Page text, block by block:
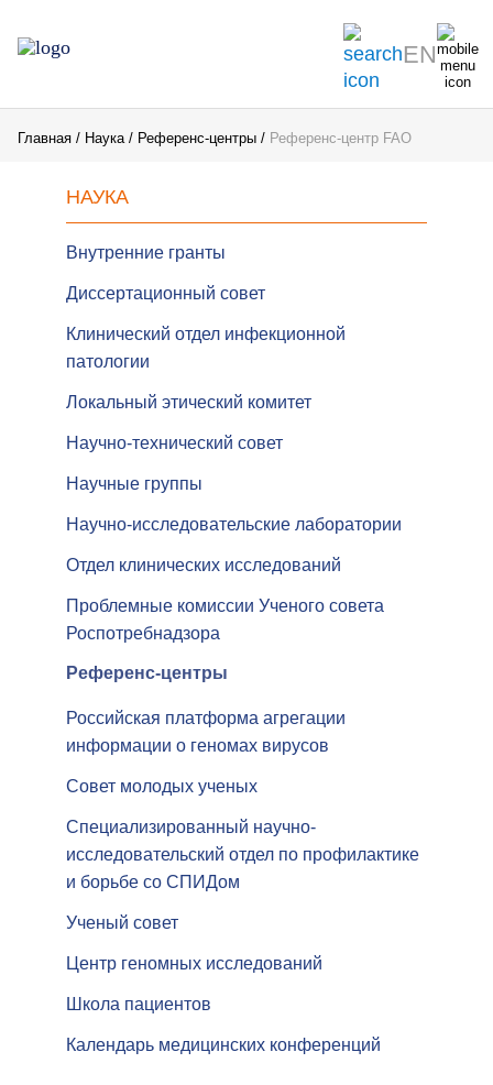
EN
Главная Наука Референс-центры Референс-центр FAO
НАУКА
Внутренние гранты
Диссертационный совет
Клинический отдел инфекционной
патологии
Локальный этический комитет
Научно-технический совет
Научные группы
Научно-исследовательские лаборатории
Отдел клинических исследований
Проблемные комиссии Ученого совета
Роспотребнадзора
Референс-центры
Российская платформа агрегации
информации о геномах вирусов
Совет молодых ученых
Специализированный научно-
исследовательский отдел по профилактике
и борьбе со СПИДом
Ученый совет
Центр геномных исследований
Школа пациентов
Календарь медицинских конференций